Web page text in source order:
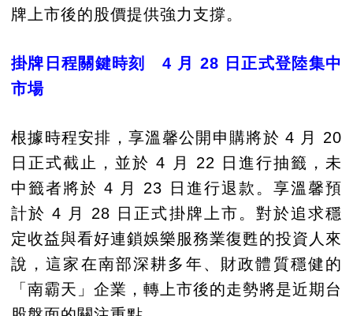
牌上市後的股價提供強力支撐。
掛牌日程關鍵時刻 4 月 28 日正式登陸集中
市場
根據時程安排，享溫馨公開申購將於 4 月 20
日正式截止，並於 4 月 22 日進行抽籤，未
中籤者將於 4 月 23 日進行退款。享溫馨預
計於 4 月 28 日正式掛牌上市。對於追求穩
定收益與看好連鎖娛樂服務業復甦的投資人來
說，這家在南部深耕多年、財政體質穩健的
「南霸天」企業，轉上市後的走勢將是近期台